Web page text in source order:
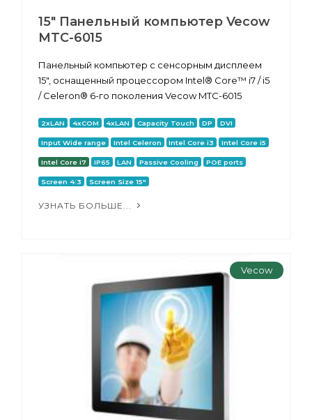
15" Панельный компьютер Vecow
MTC-6015
Панельный компьютер с сенсорным дисплеем
15", оснащенный процессором Intel® Core™ i7 / i5
/ Celeron® 6-го поколения Vecow MTC-6015
2xLAN 4xCOM 4xLAN Capacity Touch DP DVI
Input Wide range Intel Celeron Intel Core i3 Intel Core i5
Intel Core i7 IP65 LAN Passive Cooling POE ports
Screen 4:3 Screen Size 15"
УЗНАТЬ БОЛЬШЕ...
Vecow